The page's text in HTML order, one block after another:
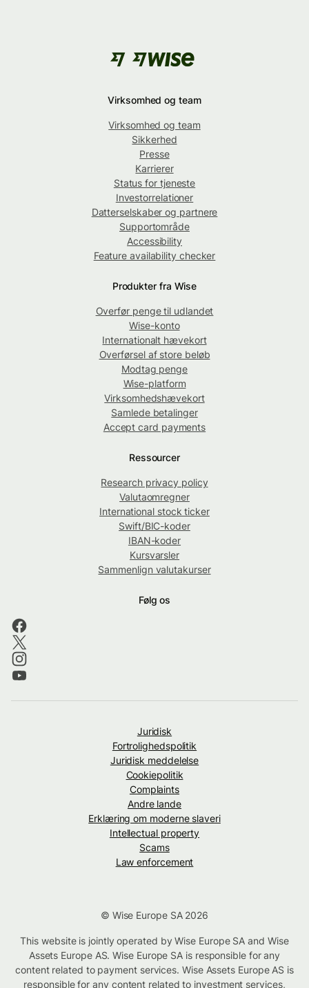
Virksomhed og team
Virksomhed og team
Sikkerhed
Presse
Karrierer
Status for tjeneste
Investorrelationer
Datterselskaber og partnere
Supportområde
Accessibility
Feature availability checker
Produkter fra Wise
Overfør penge til udlandet
Wise-konto
Internationalt hævekort
Overførsel af store beløb
Modtag penge
Wise-platform
Virksomhedshævekort
Samlede betalinger
Accept card payments
Ressourcer
Research privacy policy
Valutaomregner
International stock ticker
Swift/BIC-koder
IBAN-koder
Kursvarsler
Sammenlign valutakurser
Følg os
Juridisk
Fortrolighedspolitik
Juridisk meddelelse
Cookiepolitik
Complaints
Andre lande
Erklæring om moderne slaveri
Intellectual property
Scams
Law enforcement
© Wise Europe SA 2026
This website is jointly operated by Wise Europe SA and Wise
Assets Europe AS. Wise Europe SA is responsible for any
content related to payment services. Wise Assets Europe AS is
responsible for any content related to investment services,